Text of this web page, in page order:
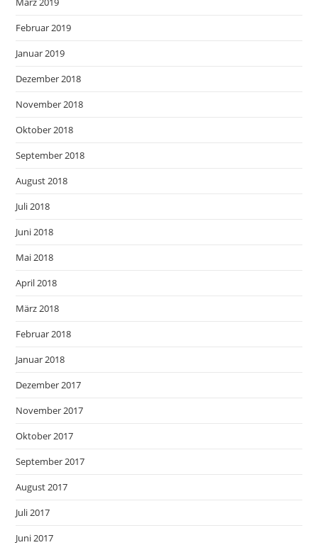
Februar 2019
Januar 2019
Dezember 2018
November 2018
Oktober 2018
September 2018
August 2018
Juli 2018
Juni 2018
Mai 2018
April 2018
März 2018
Februar 2018
Januar 2018
Dezember 2017
November 2017
Oktober 2017
September 2017
August 2017
Juli 2017
Juni 2017